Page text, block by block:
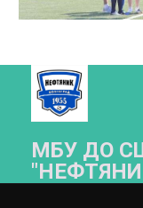
МБУ ДО